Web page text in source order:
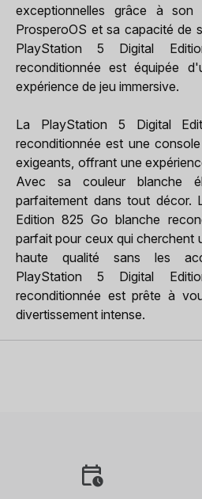
exceptionnelles grâce à son
ProsperoOS et sa capacité de
PlayStation 5 Digital
reconditionnée est équipée
expérience de jeu immersive.
La PlayStation 5 Digital
reconditionnée est une
exigeants, offrant une
Avec sa couleur blanche
parfaitement dans tout décor.
Edition 825 Go blanche
parfait pour ceux qui cherchent
haute qualité sans les
PlayStation 5 Digital
reconditionnée est prête à
divertissement intense.